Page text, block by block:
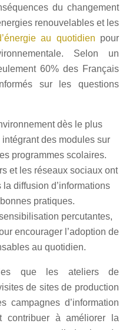
du changement
renouvelables et les
au quotidien pour
Selon un
60% des Français
sur les questions
dès le plus
des modules sur
programmes scolaires.
et les réseaux sociaux ont
diffusion d’informations
pratiques.
percutantes,
encourager l’adoption de
au quotidien.
que les ateliers de
de sites de production
campagnes d’information
contribuer à améliorer la